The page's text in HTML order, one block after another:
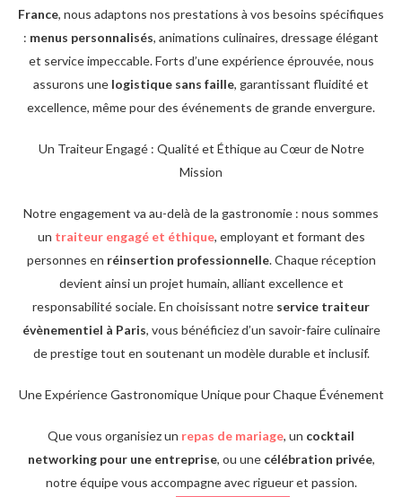
France, nous adaptons nos prestations à vos besoins spécifiques
: menus personnalisés, animations culinaires, dressage élégant
et service impeccable. Forts d’une expérience éprouvée, nous
assurons une logistique sans faille, garantissant fluidité et
excellence, même pour des événements de grande envergure.
Un Traiteur Engagé : Qualité et Éthique au Cœur de Notre
Mission
Notre engagement va au-delà de la gastronomie : nous sommes
un traiteur engagé et éthique, employant et formant des
personnes en réinsertion professionnelle. Chaque réception
devient ainsi un projet humain, alliant excellence et
responsabilité sociale. En choisissant notre service traiteur
évènementiel à Paris, vous bénéficiez d’un savoir-faire culinaire
de prestige tout en soutenant un modèle durable et inclusif.
Une Expérience Gastronomique Unique pour Chaque Événement
Que vous organisiez un repas de mariage, un cocktail
networking pour une entreprise, ou une célébration privée,
notre équipe vous accompagne avec rigueur et passion.